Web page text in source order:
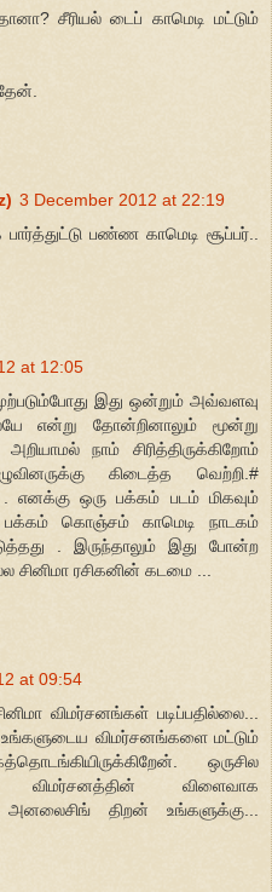
சீரியல் டைப் காமெடி மட்டும்
3 December 2012 at 22:19
பண்ண காமெடி சூப்பர்..
at 12:05
இது ஒன்றும் அவ்வளவு
என்று தோன்றினாலும் மூன்று
நாம் சிரித்திருக்கிறோம்
கிடைத்த வெற்றி.#
ஒரு பக்கம் படம் மிகவும்
பக்கம் கொஞ்சம் காமெடி நாடகம்
. இருந்தாலும் இது போன்ற
சினிமா ரசிகனின் கடமை ...
at 09:54
விமர்சனங்கள் படிப்பதில்லை...
விமர்சனங்களை மட்டும்
ஒருசில
விளைவாக
அனலைசிங் திறன் உங்களுக்கு...